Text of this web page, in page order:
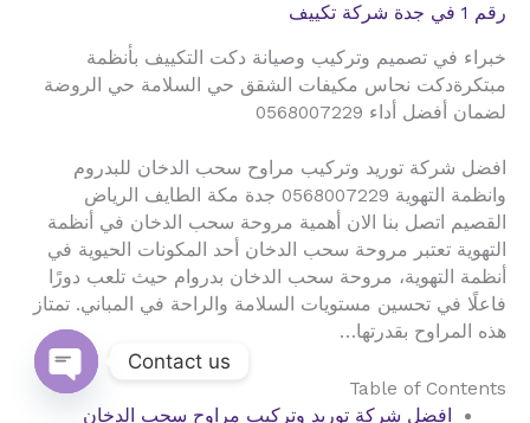
رقم 1 في جدة شركة تكييف
خبراء في تصميم وتركيب وصيانة دكت التكييف بأنظمة
مبتكرةدكت نحاس مكيفات الشقق حي السلامة حي الروضة
لضمان أفضل أداء 0568007229
افضل شركة توريد وتركيب مراوح سحب الدخان للبدروم
وانظمة التهوية 0568007229 جدة مكة الطايف الرياض
القصيم اتصل بنا الان أهمية مروحة سحب الدخان في أنظمة
التهوية تعتبر مروحة سحب الدخان أحد المكونات الحيوية في
أنظمة التهوية، مروحة سحب الدخان بدروام حيث تلعب دورًا
فاعلًا في تحسين مستويات السلامة والراحة في المباني. تمتاز
هذه المراوح بقدرتها…
Table of Contents
افضل شركة توريد وتركيب مراوح سحب الدخان
Contact us
Open